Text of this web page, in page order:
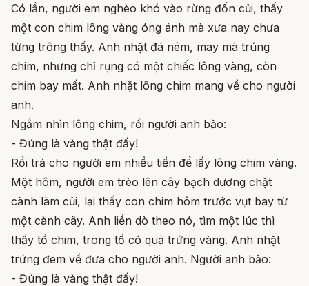
Có lần, người em nghèo khó vào rừng đốn củi, thấy
một con chim lông vàng óng ánh mà xưa nay chưa
từng trông thấy. Anh nhặt đá ném, may mà trúng
chim, nhưng chỉ rụng có một chiếc lông vàng, còn
chim bay mất. Anh nhặt lông chim mang về cho người
anh.
Ngắm nhìn lông chim, rồi người anh bảo:
- Đúng là vàng thật đấy!
Rồi trả cho người em nhiều tiền để lấy lông chim vàng.
Một hôm, người em trèo lên cây bạch dương chặt
cành làm củi, lại thấy con chim hôm trước vụt bay từ
một cành cây. Anh liền dò theo nó, tìm một lúc thì
thấy tổ chim, trong tổ có quả trứng vàng. Anh nhặt
trứng đem về đưa cho người anh. Người anh bảo:
- Đúng là vàng thật đấy!